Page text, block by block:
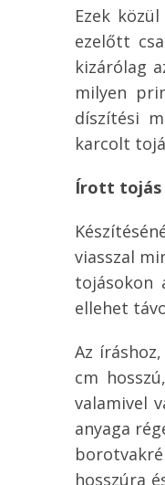
Ezek
ezelőtt
kizárólag
milyen
díszítési
karcolt
Írott tojás
viasszal
tojásokon
ellehet
Az
cm
valamivel
anyaga
hosszúra